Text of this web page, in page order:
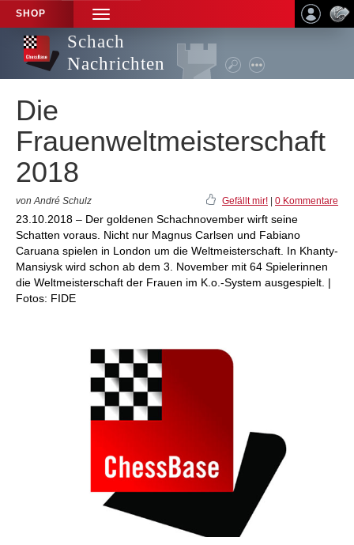
SHOP
TOGGLE
NAVIGATION
Schach
Nachrichten
Die
Frauenweltmeisterschaft
2018
von André Schulz Gefällt mir! 0 Kommentare
23.10.2018 – Der goldenen Schachnovember wirft seine
Schatten voraus. Nicht nur Magnus Carlsen und Fabiano
Caruana spielen in London um die Weltmeisterschaft. In Khanty-
Mansiysk wird schon ab dem 3. November mit 64 Spielerinnen
die Weltmeisterschaft der Frauen im K.o.-System ausgespielt. |
Fotos: FIDE